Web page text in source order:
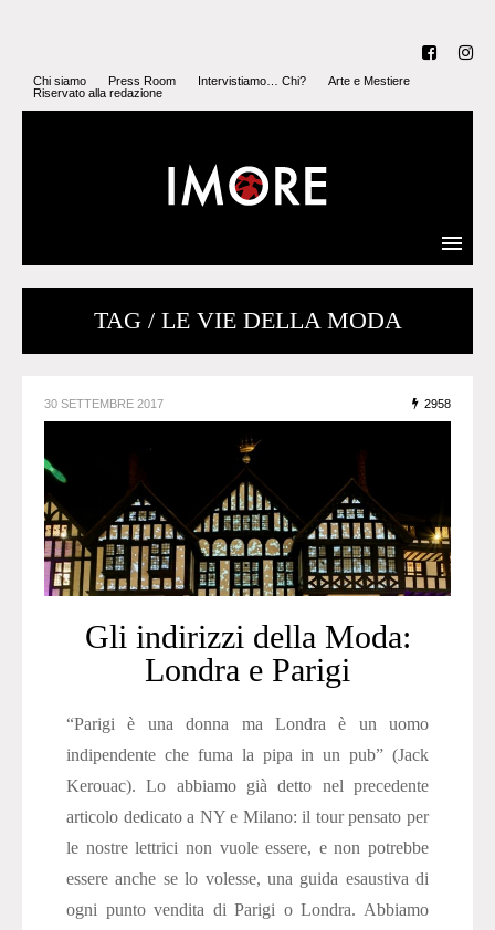
Chi siamo Press Room Intervistiamo… Chi?
Arte e Mestiere
Riservato alla redazione
TAG / LE VIE DELLA MODA
30 SETTEMBRE 2017 2958
Gli indirizzi della Moda:
Londra e Parigi
“Parigi è una donna ma Londra è un uomo
indipendente che fuma la pipa in un pub” (Jack
Kerouac). Lo abbiamo già detto nel precedente
articolo dedicato a NY e Milano: il tour pensato per
le nostre lettrici non vuole essere, e non potrebbe
essere anche se lo volesse, una guida esaustiva di
ogni punto vendita di Parigi o Londra. Abbiamo